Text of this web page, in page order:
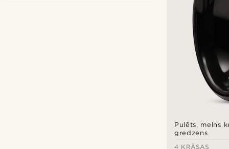
Pulēts, melns
gredzens
4 KRĀSAS